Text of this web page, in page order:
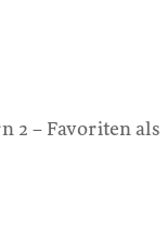
2 – Favoriten als